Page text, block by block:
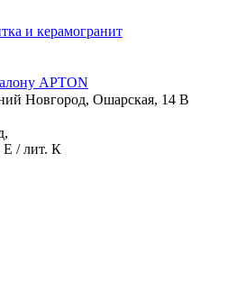
и керамогранит
Новгород, Ошарская, 14 В
Е / лит. К